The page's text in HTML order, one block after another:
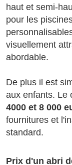
haut et semi-
pour les
visuellement
abordable.
De plus il est
aux enfants. Le
4000 et 8 000
fournitures et
standard.
Prix d'un abri